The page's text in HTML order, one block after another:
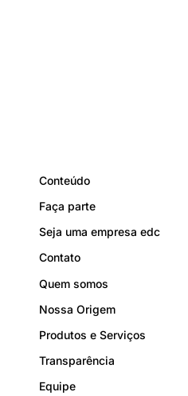
Conteúdo
Faça parte
Seja uma empresa edc
Contato
Quem somos
Nossa Origem
Produtos e Serviços
Transparência
Equipe